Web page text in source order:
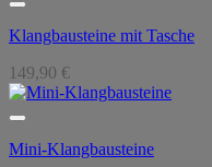
Klangbausteine mit Tasche
149,90 €
Mini-Klangbausteine